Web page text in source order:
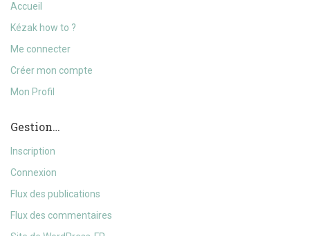
Accueil
Kézak how to ?
Me connecter
Créer mon compte
Mon Profil
Gestion…
Inscription
Connexion
Flux des publications
Flux des commentaires